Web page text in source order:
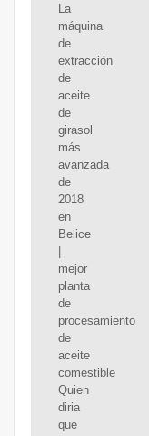
La
máquina
de
extracción
de
aceite
de
girasol
más
avanzada
de
2018
en
Belice
mejor
planta
de
procesamiento
de
aceite
comestible
Quien
diria
que